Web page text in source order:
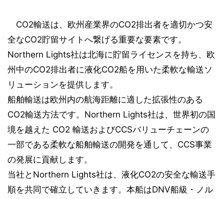
CO2輸送は、欧州産業界のCO2排出者を適切かつ安
全なCO2貯留サイトへ繋げる重要な要素です。
Northern Lights社は北海に貯留ライセンスを持ち、欧
州中のCO2排出者に液化CO2船を用いた柔軟な輸送ソ
リューションを提供します。
船舶輸送は欧州内の航海距離に適した拡張性のある
CO2輸送方法です。Northern Lights社は、世界初の国
境を越えた CO2 輸送およびCCSバリューチェーンの
一部である柔軟な船舶輸送の開発を通して、CCS事業
の発展に貢献します。
当社とNorthern Lights社は、液化CO2の安全な輸送手
順を共同で確立していきます。本船はDNV船級・ノル